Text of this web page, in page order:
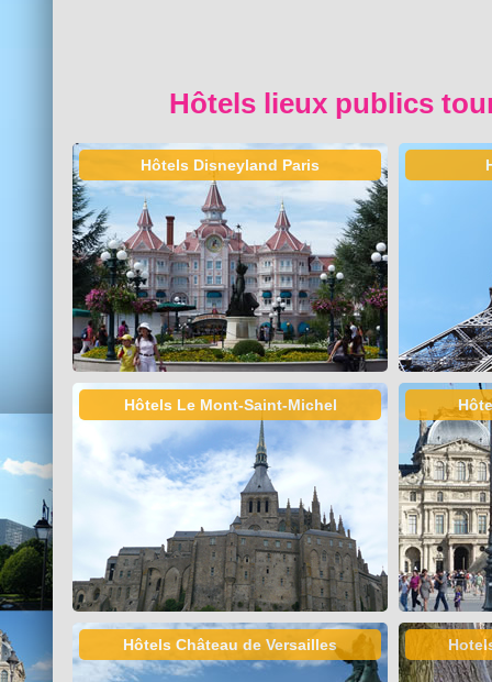
Hôtels lieux publics
Hôtels Disneyland Paris
Hôtels Le Mont-Saint-Michel
Hôtels Château de Versailles